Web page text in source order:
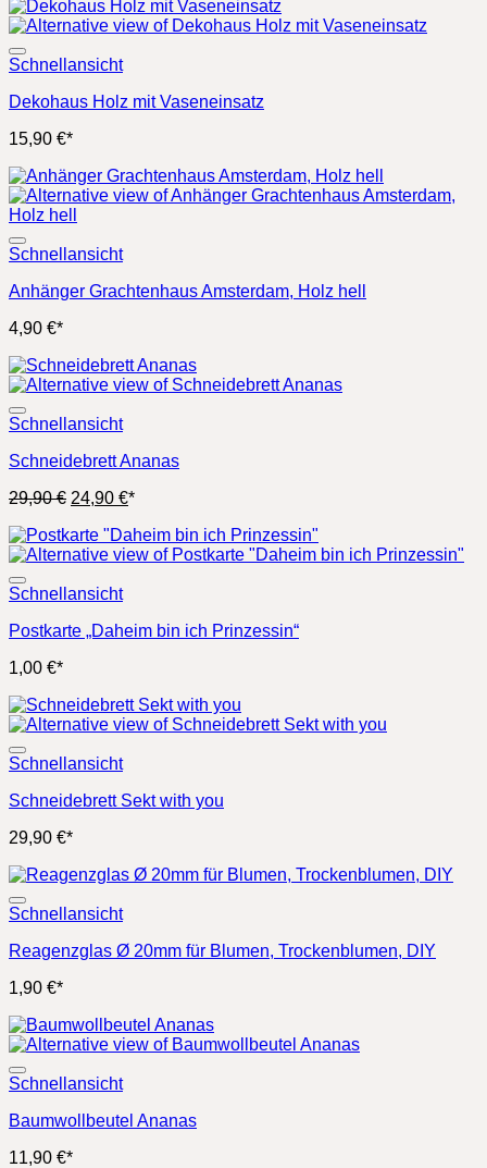
Schnellansicht
Dekohaus Holz mit Vaseneinsatz
15,90 €*
Schnellansicht
Anhänger Grachtenhaus Amsterdam, Holz hell
4,90 €*
Schnellansicht
Schneidebrett Ananas
29,90€ Ursprünglicher
war:
29,90 €
24,90 €Aktueller
ist:
24,90 €.
*
Schnellansicht
Postkarte „Daheim bin ich Prinzessin“
1,00 €*
Schnellansicht
Schneidebrett Sekt with you
29,90 €*
Schnellansicht
Reagenzglas Ø 20mm für Blumen, Trockenblumen, DIY
1,90 €*
Schnellansicht
Baumwollbeutel Ananas
11,90 €*